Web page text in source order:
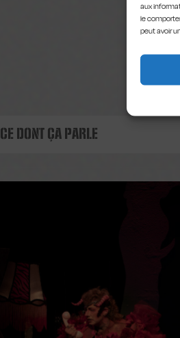
aux
le
peut avoir
Les
vous
CE DONT ÇA PARLE